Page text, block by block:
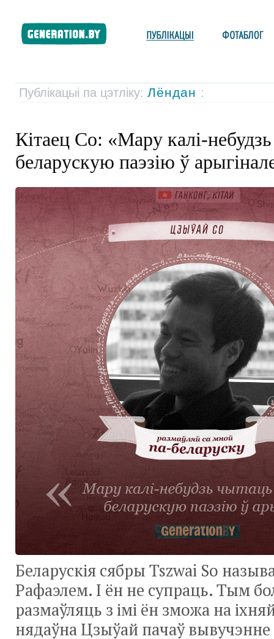
Публікацыі па цэтліку: Лёндан :
Кітаец Со: «Мару калі-
беларускую паэзію ў
Беларускія сябры Tszwai So
Рафаэлем. І ён не супраць. Тым
размаўляць з імі ён зможа на
нядаўна Цзыўай пачаў вывучэнне